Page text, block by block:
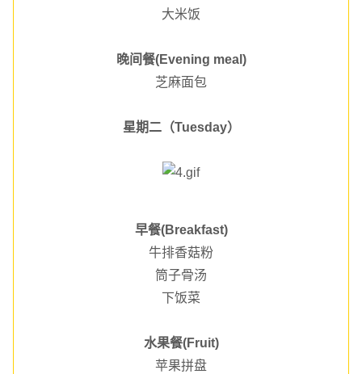
大米饭
晚间餐(Evening meal)
芝麻面包
星期二（Tuesday）
早餐(Breakfast)
牛排香菇粉
筒子骨汤
下饭菜
水果餐(Fruit)
苹果拼盘